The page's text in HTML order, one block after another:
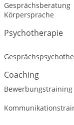
Gesprächsberatung
Körpersprache
Psychotherapie
Coaching
Bewerbungstraining